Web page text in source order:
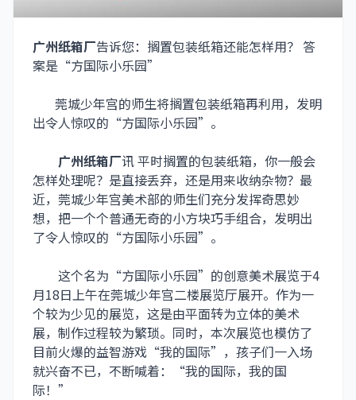
广州纸箱厂告诉您：搁置包装纸箱还能怎样用？ 答
案是“方国际小乐园”
莞城少年宫的师生将搁置包装纸箱再利用，发明
出令人惊叹的“方国际小乐园”。
广州纸箱厂讯 平时搁置的包装纸箱，你一般会
怎样处理呢？是直接丢弃，还是用来收纳杂物？最
近，莞城少年宫美术部的师生们充分发挥奇思妙
想，把一个个普通无奇的小方块巧手组合，发明出
了令人惊叹的“方国际小乐园”。
这个名为“方国际小乐园”的创意美术展览于4
月18日上午在莞城少年宫二楼展览厅展开。作为一
个较为少见的展览，这是由平面转为立体的美术
展，制作过程较为繁琐。同时，本次展览也模仿了
目前火爆的益智游戏“我的国际”，孩子们一入场
就兴奋不已，不断喊着：“我的国际，我的国
际！”